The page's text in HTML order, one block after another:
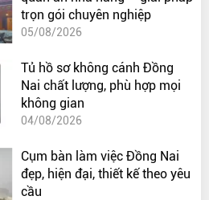
trọn gói chuyên nghiệp
05/08/2026
Tủ hồ sơ không cánh Đồng
Nai chất lượng, phù hợp mọi
không gian
04/08/2026
Cụm bàn làm việc Đồng Nai
đẹp, hiện đại, thiết kế theo yêu
cầu